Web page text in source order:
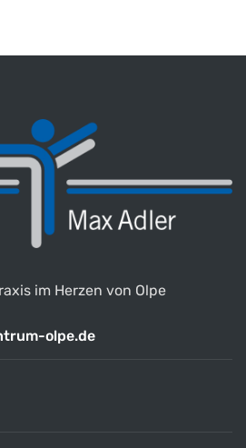
im Herzen von Olpe
olpe.de